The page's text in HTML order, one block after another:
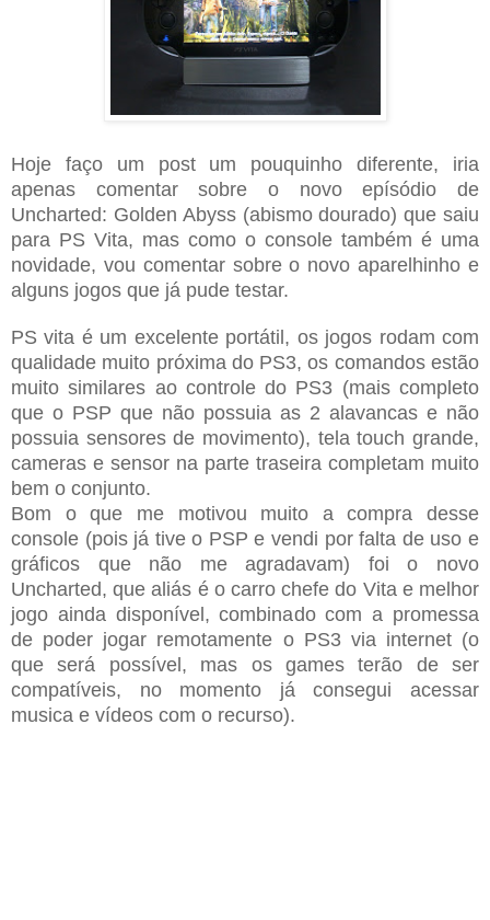
Hoje façoum post um pouquinho diferente, iria
apenas comentar sobre o novo epísódio de
Uncharted: Golden Abyss (abismo dourado) que saiu
para PS Vita, mas como o console também é uma
novidade, vou comentar sobre o novo aparelhinho e
alguns jogos que já pude testar.
PS vita é um excelente portátil, os jogos rodam com
qualidade muito próxima do PS3, os comandos estão
muito similares ao controle do PS3 (mais completo
que o PSP que não possuia as 2 alavancas e não
possuia sensores de movimento), tela touch grande,
cameras e sensor na parte traseira completam muito
bem o conjunto.
Bom o que me motivou muito a compra desse
console (pois já tive o PSP e vendi por falta de uso e
gráficos que não me agradavam) foi o novo
Uncharted, que aliás é o carro chefe do Vita e melhor
jogo ainda disponível, combinado com a promessa
de poder jogar remotamente o PS3 via internet (o
que será possível, mas os games terão de ser
compatíveis, no momento já consegui acessar
musica e vídeos com o recurso).